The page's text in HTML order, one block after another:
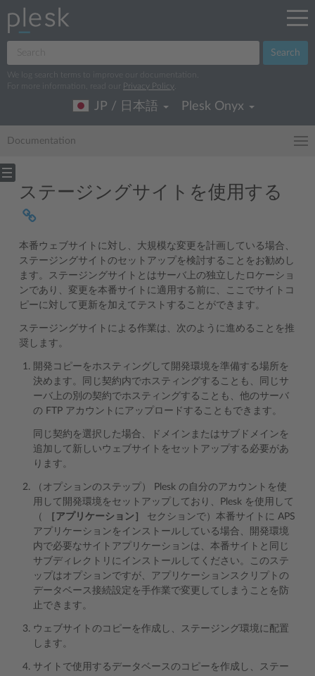
Search
We log search terms to improve our documentation.
For more information, read our
Privacy Policy
JP / 日本語 Plesk Onyx
Documentation
ステージングサイトを使用する
本番ウェブサイトに対し、大規模な変更を計画している場合、
ステージングサイトのセットアップを検討することをお勧めし
ます。ステージングサイトとはサーバ上の独立したロケーショ
ンであり、変更を本番サイトに適用する前に、ここでサイトコ
ピーに対して更新を加えてテストすることができます。
ステージングサイトによる作業は、次のように進めることを推
奨します。
開発コピーをホスティングして開発環境を準備する場所を
決めます。同じ契約内でホスティングすることも、同じサ
ーバ上の別の契約でホスティングすることも、他のサーバ
の FTP アカウントにアップロードすることもできます。
同じ契約を選択した場合、ドメインまたはサブドメインを
追加して新しいウェブサイトをセットアップする必要があ
ります。
（オプションのステップ） Plesk の自分のアカウントを使
用して開発環境をセットアップしており、Plesk を使用して
（
［アプリケーション］
セクションで）本番サイトに APS
アプリケーションをインストールしている場合、開発環境
内で必要なサイトアプリケーションは、本番サイトと同じ
サブディレクトリにインストールしてください。このステ
ップはオプションですが、アプリケーションスクリプトの
データベース接続設定を手作業で変更してしまうことを防
止できます。
ウェブサイトのコピーを作成し、ステージング環境に配置
します。
サイトで使用するデータベースのコピーを作成し、ステー